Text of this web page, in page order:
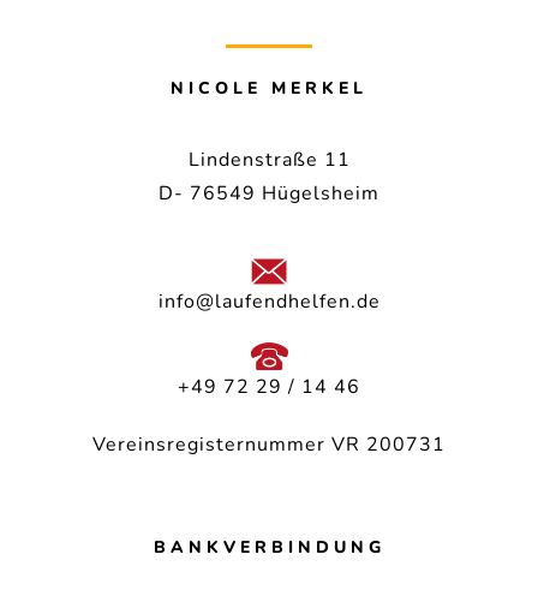
NICOLE MERKEL
Lindenstraße 11
D- 76549 Hügelsheim
info@laufendhelfen.de
+49 72 29 / 14 46
Vereinsregisternummer VR 200731
BANKVERBINDUNG